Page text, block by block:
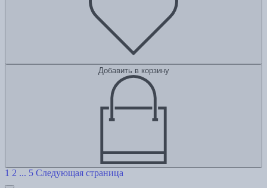
Добавить в корзину
1 2 ... 5 Следующая страница